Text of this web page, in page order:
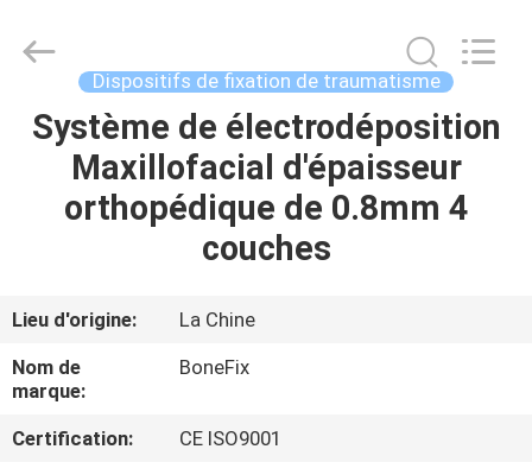
MAISON
AU
SUJET
DE
NOUS
medical
science&technology
Rights
Reserved.
Developed
Dispositifs de fixation de traumatisme
Système de électrodéposition
Maxillofacial d'épaisseur
orthopédique de 0.8mm 4
couches
Lieu d'origine:
La Chine
Nom de
marque:
BoneFix
Certification:
CE ISO9001